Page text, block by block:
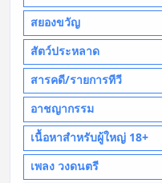
สยองขวัญ
สัตว์ประหลาด
สารคดี/รายการทีวี
อาชญากรรม
เนื้อหาสำหรับผู้ใหญ่ 18+
เพลง วงดนตรี